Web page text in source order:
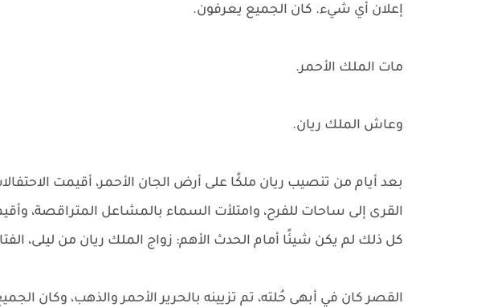
إعلان أي شيء. كان الجميع يعرفون.
مات الملك الأحمر.
وعاش الملك ريان.
بعد أيام من تنصيب ريان ملكًا على أرض الجان الأحمر، أقيمت
القرى إلى ساحات للفرح، وامتلأت السماء بالمشاعل المتراقصة،
كل ذلك لم يكن شيئًا أمام الحدث الأهم: زواج الملك ريان من ليلى،
القصر كان في أبهى حُلته، تم تزيينه بالحرير الأحمر والذهب، وكان